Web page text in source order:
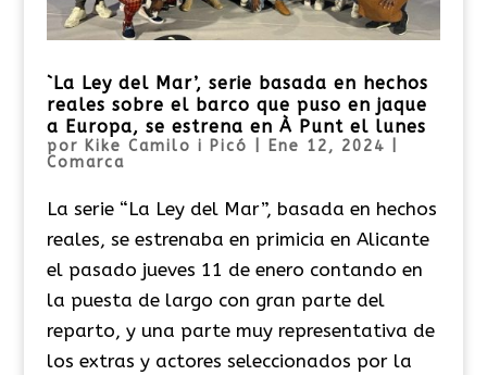
`La Ley del Mar’, serie basada en hechos
reales sobre el barco que puso en jaque
a Europa, se estrena en À Punt el lunes
por Kike Camilo i Picó Ene 12, 2024
Comarca
La serie “La Ley del Mar”, basada en hechos
reales, se estrenaba en primicia en Alicante
el pasado jueves 11 de enero contando en
la puesta de largo con gran parte del
reparto, y una parte muy representativa de
los extras y actores seleccionados por la